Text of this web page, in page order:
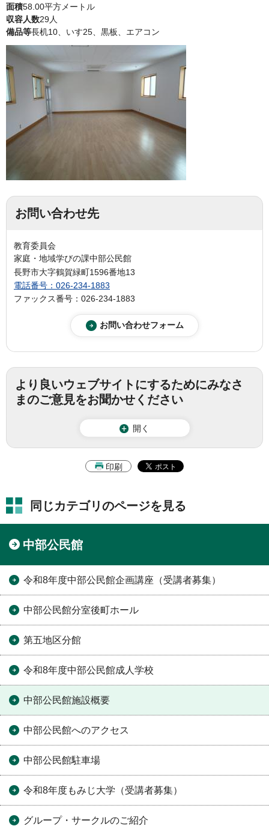
面積58.00平方メートル
収容人数29人
備品等長机10、いす25、黒板、エアコン
お問い合わせ先
教育委員会
家庭・地域学びの課中部公民館
長野市大字鶴賀緑町1596番地13
電話番号：026-234-1883
ファックス番号：026-234-1883
より良いウェブサイトにするためにみなさ
まのご意見をお聞かせください
開く
印刷
同じカテゴリのページを見る
中部公民館
令和8年度中部公民館企画講座（受講者募集）
中部公民館分室後町ホール
第五地区分館
令和8年度中部公民館成人学校
中部公民館施設概要
中部公民館へのアクセス
中部公民館駐車場
令和8年度もみじ大学（受講者募集）
グループ・サークルのご紹介